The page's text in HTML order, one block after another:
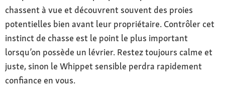
chassent à vue et découvrent souvent des proies
potentielles bien avant leur propriétaire. Contrôler cet
instinct de chasse est le point le plus important
lorsqu’on possède un lévrier. Restez toujours calme et
juste, sinon le Whippet sensible perdra rapidement
confiance en vous.